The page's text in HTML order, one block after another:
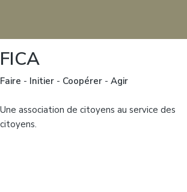
FICA
Faire - Initier - Coopérer -Agir
Une association de citoyens au service des
citoyens.